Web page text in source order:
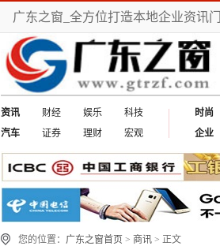
广东之窗_全方位打造本地企业资讯
资讯 财经 娱乐
科技
汽车
证券 理财 宏观
时尚
企业
您的位置： 广东之窗首页 > 商讯 > 正文